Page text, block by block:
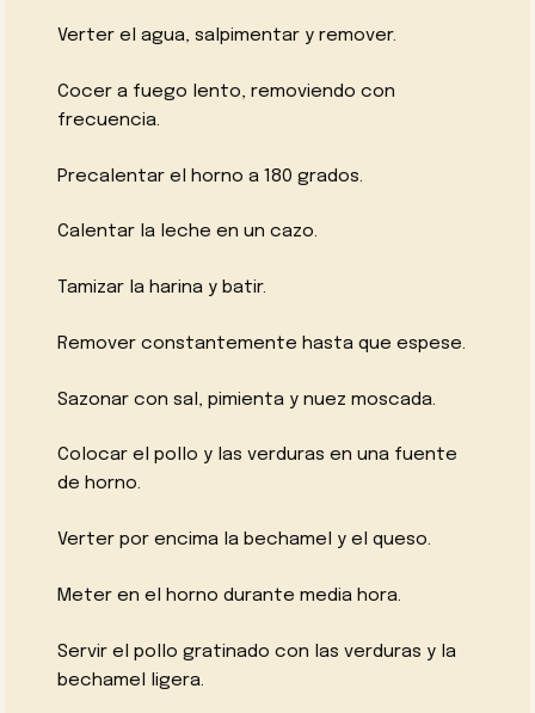
Verter el agua, salpimentar y remover.
Cocer a fuego lento, removiendo con
frecuencia.
Precalentar el horno a 180 grados.
Calentar la leche en un cazo.
Tamizar la harina y batir.
Remover constantemente hasta que espese.
Sazonar con sal, pimienta y nuez moscada.
Colocar el pollo y las verduras en una fuente
de horno.
Verter por encima la bechamel y el queso.
Meter en el horno durante media hora.
Servir el pollo gratinado con las verduras y la
bechamel ligera.